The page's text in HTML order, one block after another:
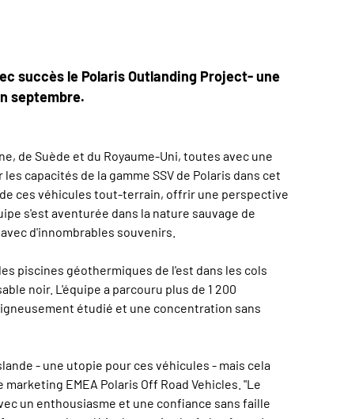
succès le Polaris Outlanding Project- une
septembre.
de Suède et du Royaume-Uni, toutes avec une
capacités de la gamme SSV de Polaris dans cet
ces véhicules tout-terrain, offrir une perspective
s'est aventurée dans la nature sauvage de
d'innombrables souvenirs.
piscines géothermiques de l'est dans les cols
noir. L'équipe a parcouru plus de 1 200
étudié et une concentration sans
- une utopie pour ces véhicules - mais cela
EMEA Polaris Off Road Vehicles. "Le
un enthousiasme et une confiance sans faille